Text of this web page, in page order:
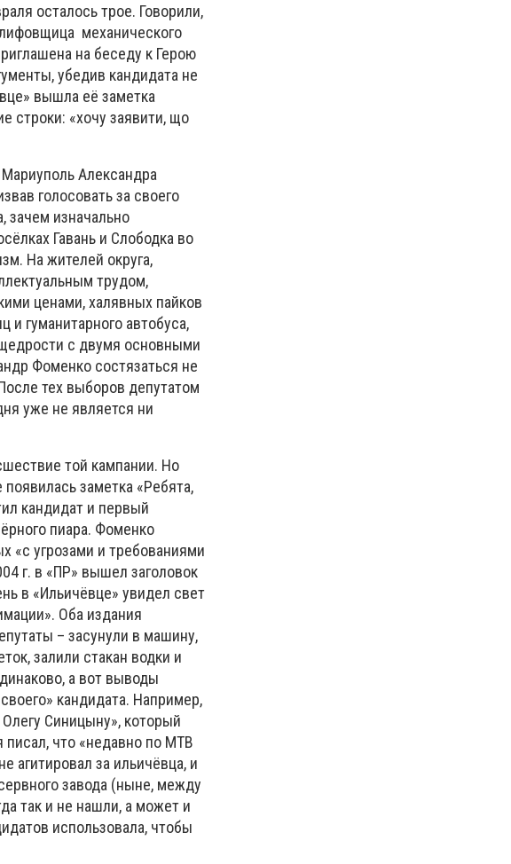
осталось трое. Говорили,
механического
на беседу к Герою
убедив кандидата не
вышла её заметка
строки: «хочу заявити, що
Александра
голосовать за своего
зачем изначально
Гавань и Слободка во
На жителей округа,
трудом,
ценами, халявных пайков
гуманитарного автобуса,
щедрости с двумя основными
Фоменко состязаться не
тех выборов депутатом
уже не является ни
той кампании. Но
заметка «Ребята,
кандидат и первый
пиара. Фоменко
«с угрозами и требованиями
г. в «ПР» вышел заголовок
в «Ильичёвце» увидел свет
Оба издания
– засунули в машину,
залили стакан водки и
а вот выводы
кандидата. Например,
Синицыну», который
писал, что «недавно по МТВ
агитировал за ильичёвца, и
завода (ныне, между
так и не нашли, а может и
использовала, чтобы